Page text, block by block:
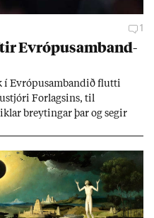
1
Evr­ópu­sam­band­
í Evr­ópu­sam­band­ið flutti
For­lags­ins, til
breyt­ing­ar þar og seg­ir
Þá hafi katalónsk­an hlot­